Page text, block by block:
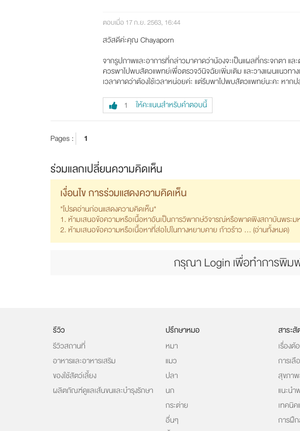
ตอบเมื่อ 17 ก.ย. 2563, 16:44
สวัสดีค่ะคุณ Chayaporn
จากรูปภาพและอาการที่กล่าวมาคาดว่าน้องจะเป็นแผลที่กระจกตา แ
ควรพาไปพบสัตวแพทย์เพื่อตรวจวินิจฉัยเพิ่มเติม และวางแผนแนวทาง
เวลาคาดว่าต้องใช้เวลาหน่อยค่ะ แต่รีบพาไปพบสัตวแพทย์นะคะ หาก
1
ให้คะแนนสำหรับคำตอบนี้
Pages : 1
ร่วมแลกเปลี่ยนความคิดเห็น
เงื่อนไข การร่วมแสดงความคิดเห็น
"โปรดอ่านก่อนแสดงความคิดเห็น"
1. ห้ามเสนอข้อความหรือเนื้อหาอันเป็นการวิพากษ์วิจารณ์หรือพาดพิงสถาบันพระม
2. ห้ามเสนอข้อความหรือเนื้อหาที่ส่อไปในทางหยาบคาย ก้าวร้าว ... (อ่านทั้งหมด)
กรุณา Login เพื่อทำการพิม
รีวิว
รีวิวสถานที่
อาหารและอาหารเสริม
ของใช้สัตว์เลี้ยง
ผลิตภัณฑ์ดูแลเส้นขนและบำรุงรักษา
ปรึกษาหมอ
หมา
แมว
ปลา
นก
กระต่าย
อื่นๆ
สาระสั
เรื่องต้
การเ
สุขภา
แนะน
เทคนิ
การฝึ